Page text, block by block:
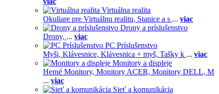
Virtuálna realita
Okuliare pre Virtuálnu realitu, Stanice a s ... viac
Drony a príslušenstvo
Drony, ... viac
PC Príslušenstvo
Myši, Klávesnice, Klávesnica + myš, Tašky k ... viac
Monitory a displeje
Herné Monitory, Monitory ACER, Monitory DELL, M
... viac
Sieť a komunikácia